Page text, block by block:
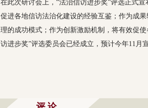
在此次研讨会上，“法治信访进步奖”评选正式
促进各地信访法治化建设的经验互鉴；作为成
理的成功模式；作为创新激励机制，将有效促
访进步奖”评选委员会已经成立，预计今年11月